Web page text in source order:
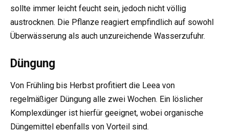
sollte immer leicht feucht sein, jedoch nicht völlig
austrocknen. Die Pflanze reagiert empfindlich auf sowohl
Überwässerung als auch unzureichende Wasserzufuhr.
Düngung
Von Frühling bis Herbst profitiert die Leea von
regelmäßiger Düngung alle zwei Wochen. Ein löslicher
Komplexdünger ist hierfür geeignet, wobei organische
Düngemittel ebenfalls von Vorteil sind.